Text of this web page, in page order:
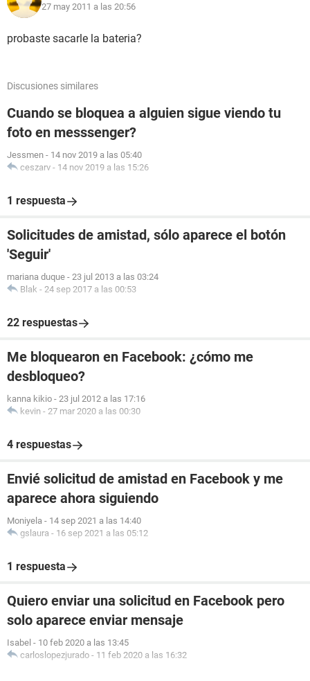
27 may 2011 a las 20:56
probaste sacarle la bateria?
Discusiones similares
Cuando se bloquea a alguien sigue viendo tu
foto en messsenger?
Jessmen - 14 nov 2019 a las 05:40
ceszarv - 14 nov 2019 a las 15:26
1 respuesta
Solicitudes de amistad, sólo aparece el botón
'Seguir'
mariana duque - 23 jul 2013 a las 03:24
Blak - 24 sep 2017 a las 00:53
22 respuestas
Me bloquearon en Facebook: ¿cómo me
desbloqueo?
kanna kikio - 23 jul 2012 a las 17:16
kevin - 27 mar 2020 a las 00:30
4 respuestas
Envié solicitud de amistad en Facebook y me
aparece ahora siguiendo
Moniyela - 14 sep 2021 a las 14:40
gslaura - 16 sep 2021 a las 05:12
1 respuesta
Quiero enviar una solicitud en Facebook pero
solo aparece enviar mensaje
Isabel - 10 feb 2020 a las 13:45
carloslopezjurado - 11 feb 2020 a las 16:32